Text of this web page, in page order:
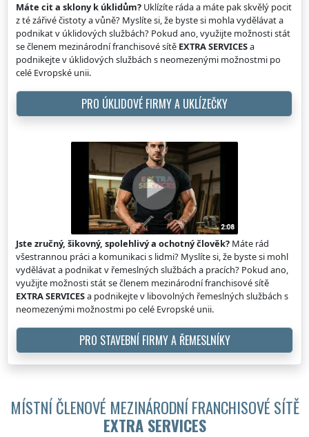
Máte cit a sklony k úklidům? Uklízíte ráda a máte pak skvělý pocit
z té zářivé čistoty a vůně? Myslíte si, že byste si mohla vydělávat a
podnikat v úklidových službách? Pokud ano, využijte možnosti stát
se členem mezinárodní franchisové sítě EXTRA SERVICESa
podnikejte v úklidových službách s neomezenými možnostmi po
celé Evropské unii.
PRO ÚKLIDOVÉ FIRMY A UKLÍZEČKY
Jste zručný, šikovný, spolehlivý a ochotný člověk? Máte rád
všestrannou práci a komunikaci s lidmi? Myslíte si, že byste si mohl
vydělávat a podnikat v řemeslných službách a pracích? Pokud ano,
využijte možnosti stát se členem mezinárodní franchisové sítě
EXTRA SERVICESa podnikejte v libovolných řemeslných službách s
neomezenými možnostmi po celé Evropské unii.
PRO STAVEBNÍ FIRMY A ŘEMESLNÍKY
MÍSTNÍ ČLENOVÉ MEZINÁRODNÍ FRANCHISOVÉ SÍTĚ
EXTRA SERVICES